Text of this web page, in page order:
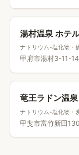
湯村温泉 ホテ
ナトリウム-塩化物・
甲府市湯村3-11-14
竜王ラドン温
ナトリウム-塩化物・
甲斐市富竹新田